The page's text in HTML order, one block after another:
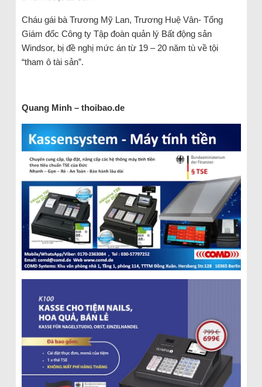
Cháu gái bà Trương Mỹ Lan, Trương Huệ Vân- Tổng
Giám đốc Công ty Tập đoàn quản lý Bất động sản
Windsor, bị đề nghị mức án từ 19 – 20 năm tù về tội
“tham ô tài sản”.
Quang Minh – thoibao.de